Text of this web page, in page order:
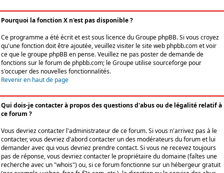
Pourquoi la fonction X n'est pas disponible ?
Ce programme a été écrit et est sous licence du Groupe phpBB. Si vous croyez
qu'une fonction doit être ajoutée, veuillez visiter le site web phpbb.com et voir
ce que le groupe phpBB en pense. Veuillez ne pas poster de demande de
fonctions sur le forum de phpbb.com; le Groupe utilise sourceforge pour
s'occuper des nouvelles fonctionnalités.
Revenir en haut de page
Qui dois-je contacter à propos des questions d'abus ou de légalité relatif à
ce forum ?
Vous devriez contacter l'administrateur de ce forum. Si vous n'arrivez pas à le
contacter, vous devriez d'abord contacter un des modérateurs du forum et lui
demander avec qui vous devriez prendre contact. Si vous ne recevez toujours
pas de réponse, vous devriez contacter le propriétaire du domaine (faîtes une
recherche avec un "whois") ou, si ce forum fonctionne sur un hébergeur gratuit